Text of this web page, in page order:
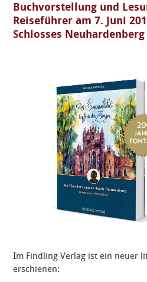
Buchvorstellung und
Reiseführer am 7. Juni
Schlosses Neuhardenberg
Im Findling Verlag ist ein neuer
erschienen: